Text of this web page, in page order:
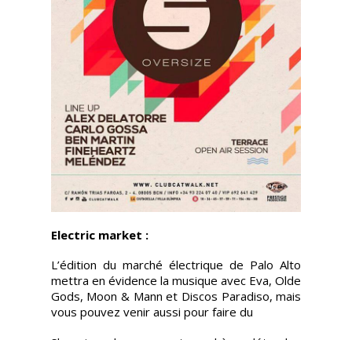
Electric market :
L’édition du marché électrique de Palo Alto
mettra en évidence la musique avec Eva, Olde
Gods, Moon & Mann et Discos Paradiso, mais
vous pouvez venir aussi pour faire du